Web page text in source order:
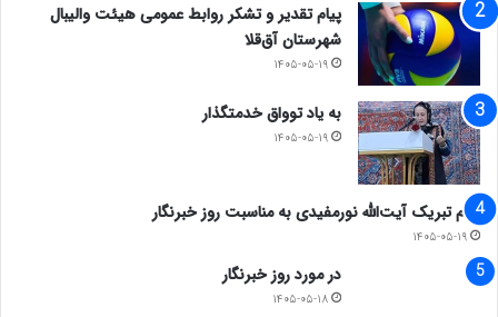
پیام تقدیر و تشکر روابط عمومی هیئت والیبال
شهرستان آق‌قلا
۱۴۰۵-۰۵-۱۹
به یاد توواق خدمتگذار
۱۴۰۵-۰۵-۱۹
پیام تبریک آیت‌الله نورمفیدی به مناسبت روز خبرنگار
۱۴۰۵-۰۵-۱۹
در مورد روز خبرنگار
۱۴۰۵-۰۵-۱۸